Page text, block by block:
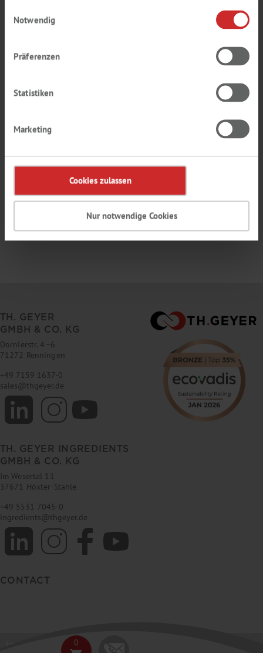
Notwendig
Präferenzen
Statistiken
Marketing
Cookies zulassen
Nur notwendige Cookies
0
Contraseña *
Su contraseña debe tener al menos 6 caracteres y debe contener letras y
números. La contraseña no puede contener la dirección del correo
Los campos marcados con * son campos obligatorios.
TH. GEYER
GMBH & CO. KG
Dornierstr. 4–6
71272 Renningen
+49 7159 1637-0
sales@thgeyer.de
TH. GEYER INGREDIENTS
GMBH & CO. KG
Im Wesertal 11
37671 Höxter-Stahle
+49 5531 7045-0
ingredients@thgeyer.de
CONTACT
Data privacy